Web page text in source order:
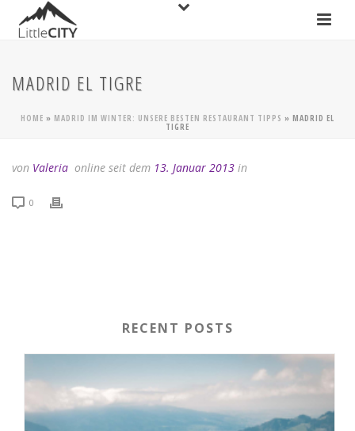
MADRID EL TIGRE
HOME » MADRID IM WINTER: UNSERE BESTEN RESTAURANT TIPPS » MADRID EL
TIGRE
von Valeria online seit dem 13. Januar 2013 in
0
RECENT POSTS